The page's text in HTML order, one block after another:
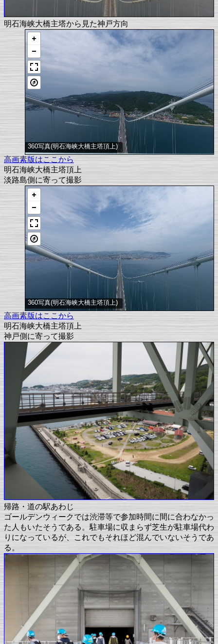
明石海峡大橋主塔から見た神戸方向
360写真(明石海峡大橋主塔頂上)
高画素版はここから
明石海峡大橋主塔頂上
淡路島側に寄って撮影
360写真(明石海峡大橋主塔頂上)
高画素版はここから
明石海峡大橋主塔頂上
神戸側に寄って撮影
帰路・道の駅あわじ
ゴールデンウィークでは渋滞等で参加時間に間に合わなかっ
た人もいたそうである。駐車場に収まらず芝生が駐車場代わ
りになっているが、これでもそれほど混んでいないそうであ
る。